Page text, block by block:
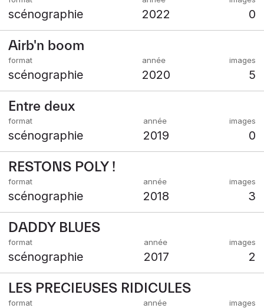
scénographie 2022 0
Airb'n boom
scénographie 2020 5
Entre deux
scénographie 2019 0
RESTONS POLY !
scénographie 2018 3
DADDY BLUES
scénographie 2017 2
LES PRECIEUSES RIDICULES